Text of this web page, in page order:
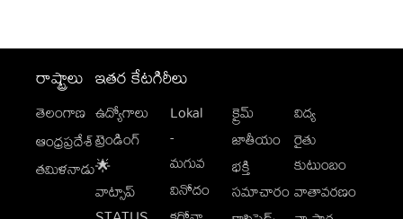
రాష్ట్రాలు
తెలంగాణ
ఆంధ్రప్రదేశ్
తమిళనాడు
ఇతర కేటగిరీలు
ఉద్యోగాలు
ట్రెండింగ్
🌟
వాట్సాప్
Lokal
-
మగువ
వినోదం
క్రైమ్
జాతీయం
భక్తి
సమాచారం
విద్య
రైతు
కుటుంబం
వాతావరణం